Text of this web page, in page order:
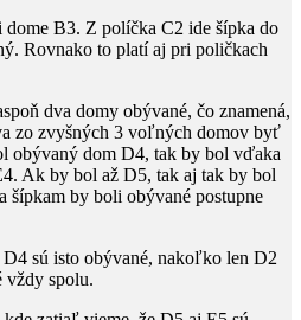
dome B3. Z políčka C2 ide šípka do
Rovnako to platí aj pri poličkach
dva domy obývané, čo znamená,
zo zvyšných 3 ​ voľných domov byť
obývaný dom D4, tak by bol vďaka
Ak by bol až D5, tak aj tak by bol
šípkam by boli obývané postupne
sú isto obývané, nakoľko len D2
vždy spolu.